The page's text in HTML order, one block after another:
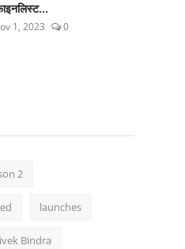
1, 2023 0
2
launches
Bindra